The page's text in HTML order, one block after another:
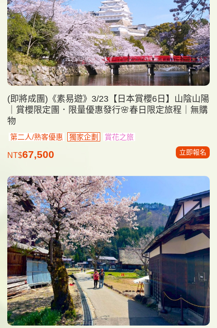
(即將成團)《素易遊》3/23【日本賞櫻6日】山陰山陽
｜賞櫻限定團．限量優惠發行🌸春日限定旅程｜無購
物
第二人/熟客優惠 獨家企劃 賞花之旅
NT$67,500 立即報名